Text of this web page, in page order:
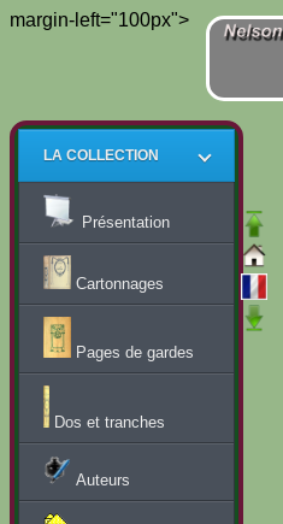
margin-left="100px">
LA COLLECTION
Présentation
Cartonnages
Pages de gardes
Dos et tranches
Auteurs